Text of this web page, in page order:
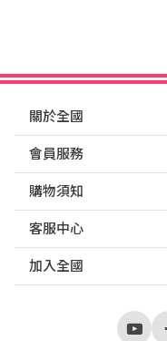
關於全國
會員服務
購物須知
客服中心
加入全國